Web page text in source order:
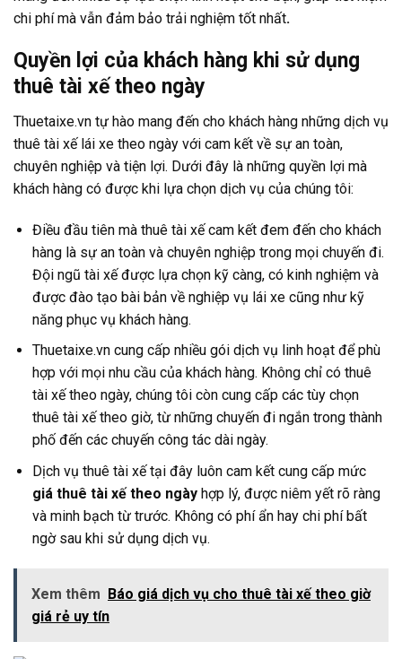
chi phí mà vẫn đảm bảo trải nghiệm tốt nhất.
Quyền lợi của khách hàng khi sử dụng
thuê tài xế theo ngày
Thuetaixe.vn tự hào mang đến cho khách hàng những dịch vụ
thuê tài xế lái xe theo ngày với cam kết về sự an toàn,
chuyên nghiệp và tiện lợi. Dưới đây là những quyền lợi mà
khách hàng có được khi lựa chọn dịch vụ của chúng tôi:
Điều đầu tiên mà thuê tài xế cam kết đem đến cho khách
hàng là sự an toàn và chuyên nghiệp trong mọi chuyến đi.
Đội ngũ tài xế được lựa chọn kỹ càng, có kinh nghiệm và
được đào tạo bài bản về nghiệp vụ lái xe cũng như kỹ
năng phục vụ khách hàng.
Thuetaixe.vn cung cấp nhiều gói dịch vụ linh hoạt để phù
hợp với mọi nhu cầu của khách hàng. Không chỉ có thuê
tài xế theo ngày, chúng tôi còn cung cấp các tùy chọn
thuê tài xế theo giờ, từ những chuyến đi ngắn trong thành
phố đến các chuyến công tác dài ngày.
Dịch vụ thuê tài xế tại đây luôn cam kết cung cấp mức
giá thuê tài xế theo ngày hợp lý, được niêm yết rõ ràng
và minh bạch từ trước. Không có phí ẩn hay chi phí bất
ngờ sau khi sử dụng dịch vụ.
Xem thêm Báo giá dịch vụ cho thuê tài xế theo giờ
giá rẻ uy tín